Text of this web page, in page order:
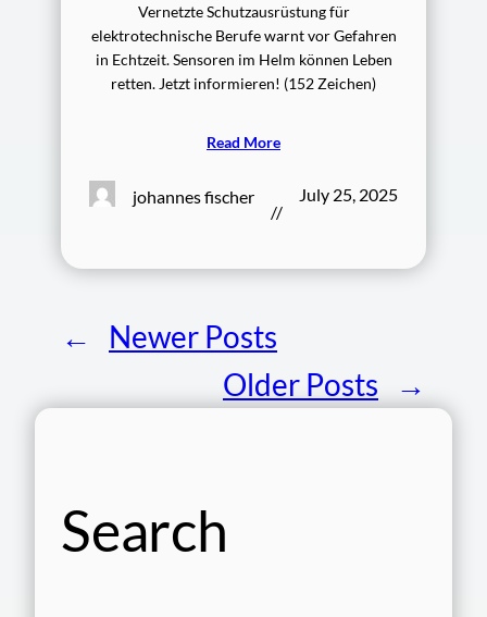
Vernetzte Schutzausrüstung für
elektrotechnische Berufe warnt vor Gefahren
in Echtzeit. Sensoren im Helm können Leben
retten. Jetzt informieren! (152 Zeichen)
Read More
johannes fischer
//
July 25, 2025
←
Newer Posts
Older Posts
→
Search